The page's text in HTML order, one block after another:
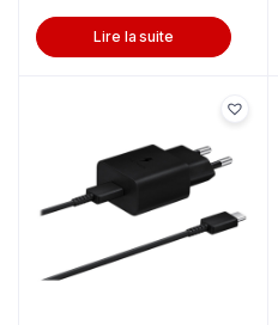
Lire la suite